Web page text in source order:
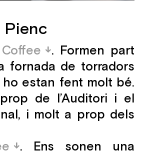
. Formen part
fornada de torradors
estan fent molt bé.
de l’Auditori i el
i molt a prop dels
. Ens sonen una